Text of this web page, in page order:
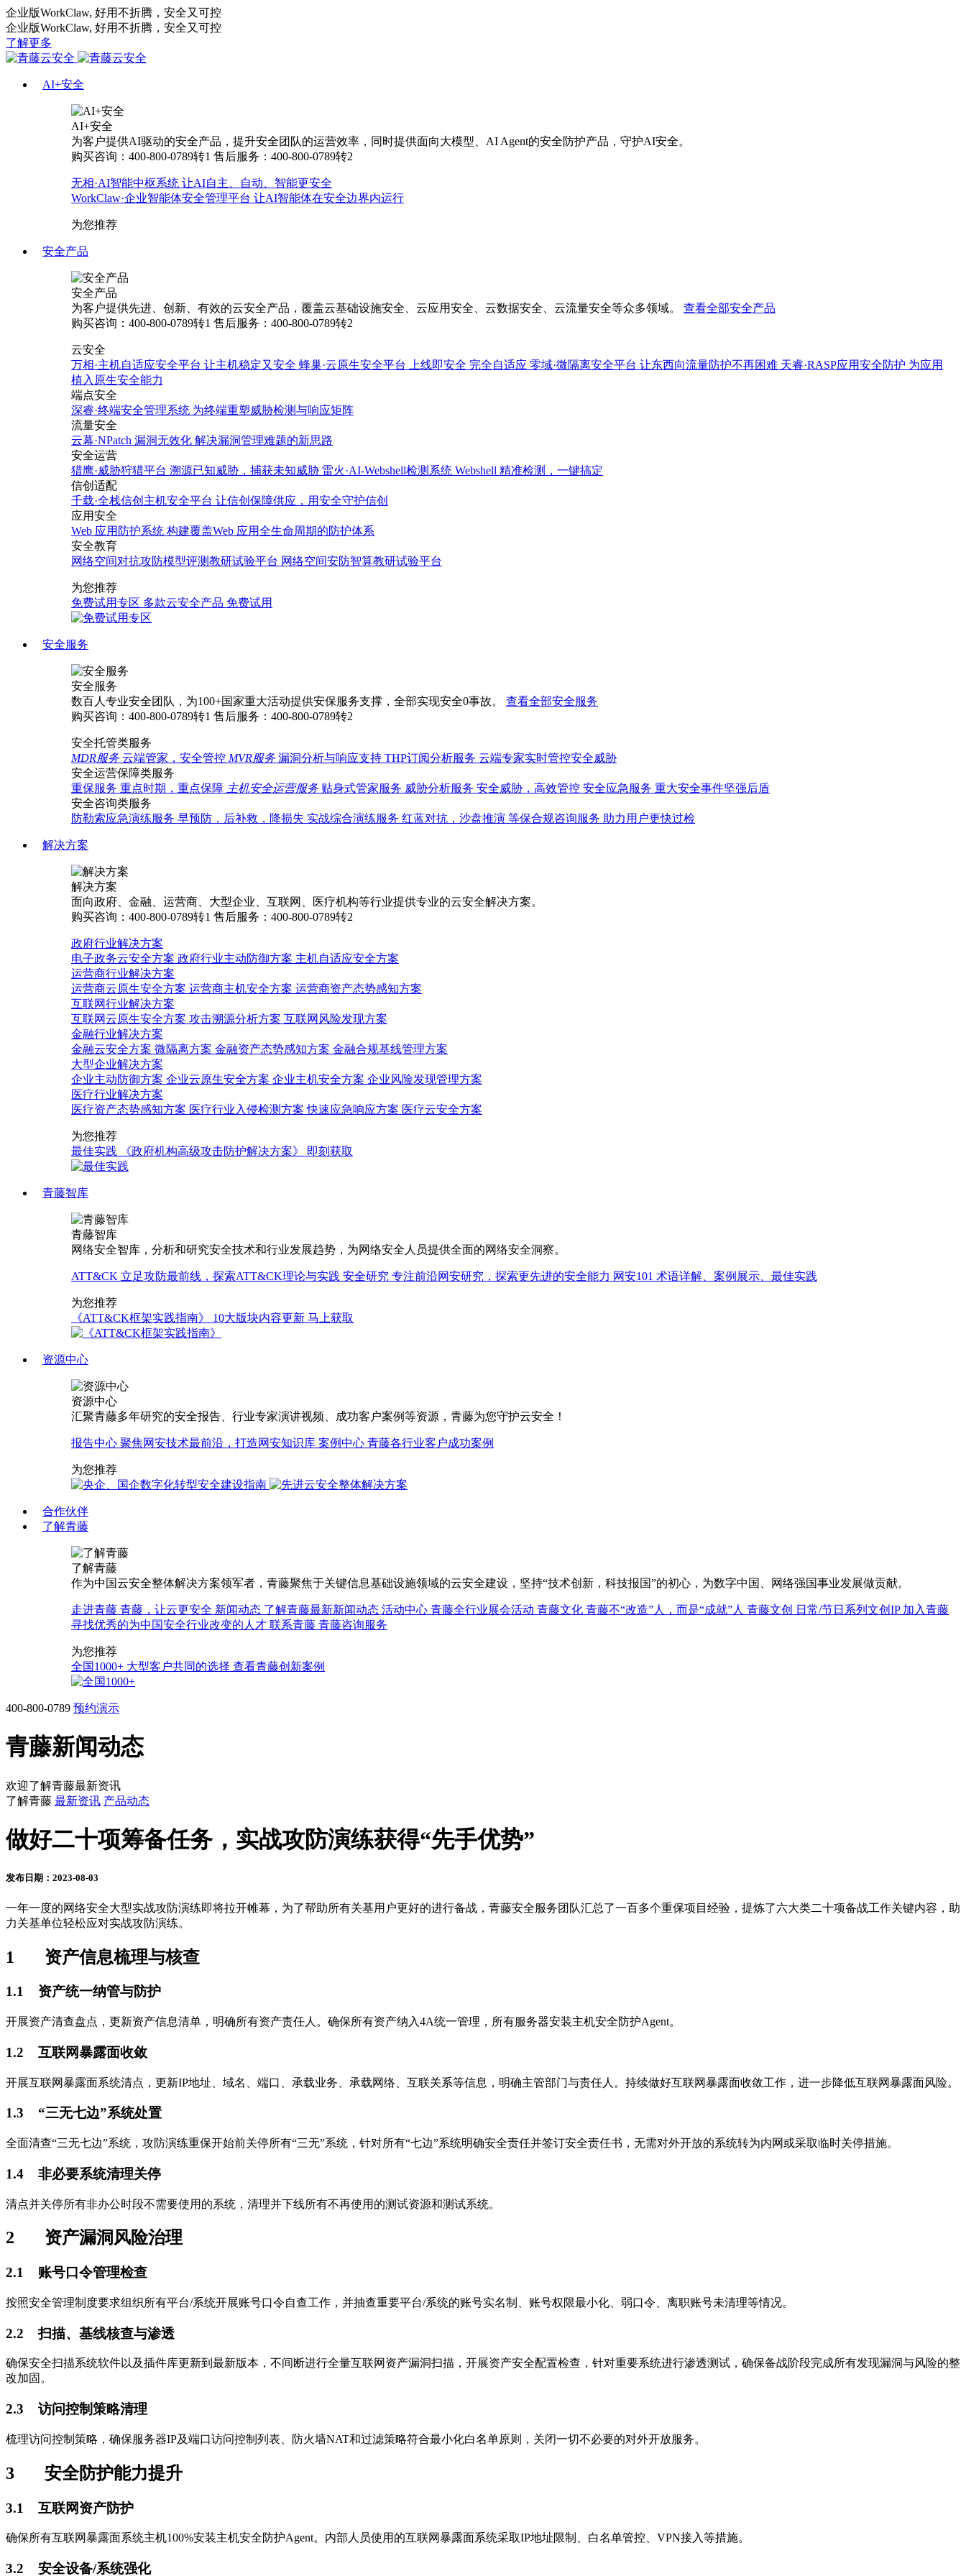
企业版WorkClaw, 好用不折腾，安全又可控
企业版WorkClaw, 好用不折腾，安全又可控
了解更多
AI+安全
AI+安全
为客户提供AI驱动的安全产品，提升安全团队的运营效率，同时提供面向大模型、AI Agent的安全防护产品，守护AI安全。
购买咨询：400-800-0789转1 售后服务：400-800-0789转2
无相·AI智能中枢系统 让AI自主、自动、智能更安全
WorkClaw·企业智能体安全管理平台 让AI智能体在安全边界内运行
为您推荐
安全产品
安全产品
为客户提供先进、创新、有效的云安全产品，覆盖云基础设施安全、云应用安全、云数据安全、云流量安全等众多领域。 查看全部安全产品
购买咨询：400-800-0789转1 售后服务：400-800-0789转2
云安全
万相·主机自适应安全平台 让主机稳定又安全 蜂巢·云原生安全平台 上线即安全 完全自适应 零域·微隔离安全平台 让东西向流量防护不再困难 天睿·RASP应用安全防护 为应用
植入原生安全能力
端点安全
深睿·终端安全管理系统 为终端重塑威胁检测与响应矩阵
流量安全
云幕·NPatch 漏洞无效化 解决漏洞管理难题的新思路
安全运营
猎鹰·威胁狩猎平台 溯源已知威胁，捕获未知威胁 雷火·AI-Webshell检测系统 Webshell 精准检测，一键搞定
信创适配
千载·全栈信创主机安全平台 让信创保障供应，用安全守护信创
应用安全
Web 应用防护系统 构建覆盖Web 应用全生命周期的防护体系
安全教育
网络空间对抗攻防模型评测教研试验平台 网络空间安防智算教研试验平台
为您推荐
免费试用专区 多款云安全产品 免费试用
安全服务
安全服务
数百人专业安全团队，为100+国家重大活动提供安保服务支撑，全部实现安全0事故。 查看全部安全服务
购买咨询：400-800-0789转1 售后服务：400-800-0789转2
安全托管类服务
MDR服务 云端管家，安全管控 MVR服务 漏洞分析与响应支持 THP订阅分析服务 云端专家实时管控安全威胁
安全运营保障类服务
重保服务 重点时期，重点保障 主机安全运营服务 贴身式管家服务 威胁分析服务 安全威胁，高效管控 安全应急服务 重大安全事件坚强后盾
安全咨询类服务
防勒索应急演练服务 早预防，后补救，降损失 实战综合演练服务 红蓝对抗，沙盘推演 等保合规咨询服务 助力用户更快过检
解决方案
解决方案
面向政府、金融、运营商、大型企业、互联网、医疗机构等行业提供专业的云安全解决方案。
购买咨询：400-800-0789转1 售后服务：400-800-0789转2
政府行业解决方案
电子政务云安全方案 政府行业主动防御方案 主机自适应安全方案
运营商行业解决方案
运营商云原生安全方案 运营商主机安全方案 运营商资产态势感知方案
互联网行业解决方案
互联网云原生安全方案 攻击溯源分析方案 互联网风险发现方案
金融行业解决方案
金融云安全方案 微隔离方案 金融资产态势感知方案 金融合规基线管理方案
大型企业解决方案
企业主动防御方案 企业云原生安全方案 企业主机安全方案 企业风险发现管理方案
医疗行业解决方案
医疗资产态势感知方案 医疗行业入侵检测方案快速应急响应方案 医疗云安全方案
为您推荐
最佳实践
《政府机构高级攻击防护解决方案》 即刻获取
青藤智库
青藤智库
网络安全智库，分析和研究安全技术和行业发展趋势，为网络安全人员提供全面的网络安全洞察。
ATT&CK 立足攻防最前线，探索ATT&CK理论与实践 安全研究 专注前沿网安研究，探索更先进的安全能力 网安101 术语详解、案例展示、最佳实践
为您推荐
《ATT&CK框架实践指南》
10大版块内容更新 马上获取
资源中心
资源中心
汇聚青藤多年研究的安全报告、行业专家演讲视频、成功客户案例等资源，青藤为您守护云安全！
报告中心 聚焦网安技术最前沿，打造网安知识库 案例中心 青藤各行业客户成功案例
为您推荐
合作伙伴
了解青藤
了解青藤
作为中国云安全整体解决方案领军者，青藤聚焦于关键信息基础设施领域的云安全建设，坚持“技术创新，科技报国”的初心，为数字中国、网络强国事业发展做贡献。
走进青藤 青藤，让云更安全 新闻动态 了解青藤最新新闻动态 活动中心 青藤全行业展会活动 青藤文化 青藤不“改造”人，而是“成就”人 青藤文创 日常/节日系列文创IP 加入青藤
寻找优秀的为中国安全行业改变的人才 联系青藤 青藤咨询服务
为您推荐
全国1000+ 大型客户共同的选择 查看青藤创新案例
400-800-0789 预约演示
青藤新闻动态
欢迎了解青藤最新资讯
了解青藤 最新资讯 产品动态
做好二十项筹备任务，实战攻防演练获得“先手优势”
发布日期：2023-08-03
一年一度的网络安全大型实战攻防演练即将拉开帷幕，为了帮助所有关基用户更好的进行备战，青藤安全服务团队汇总了一百多个重保项目经验，提炼了六大类二十项备战工作关键内容，助
力关基单位轻松应对实战攻防演练。
1 资产信息梳理与核查
1.1 资产统一纳管与防护
开展资产清查盘点，更新资产信息清单，明确所有资产责任人。确保所有资产纳入4A统一管理，所有服务器安装主机安全防护Agent。
1.2 互联网暴露面收敛
开展互联网暴露面系统清点，更新IP地址、域名、端口、承载业务、承载网络、互联关系等信息，明确主管部门与责任人。持续做好互联网暴露面收敛工作，进一步降低互联网暴露面风险。
1.3 “三无七边”系统处置
全面清查“三无七边”系统，攻防演练重保开始前关停所有“三无”系统，针对所有“七边”系统明确安全责任并签订安全责任书，无需对外开放的系统转为内网或采取临时关停措施。
1.4 非必要系统清理关停
清点并关停所有非办公时段不需要使用的系统，清理并下线所有不再使用的测试资源和测试系统。
2 资产漏洞风险治理
2.1 账号口令管理检查
按照安全管理制度要求组织所有平台/系统开展账号口令自查工作，并抽查重要平台/系统的账号实名制、账号权限最小化、弱口令、离职账号未清理等情况。
2.2 扫描、基线核查与渗透
确保安全扫描系统软件以及插件库更新到最新版本，不间断进行全量互联网资产漏洞扫描，开展资产安全配置检查，针对重要系统进行渗透测试，确保备战阶段完成所有发现漏洞与风险的整
改加固。
2.3 访问控制策略清理
梳理访问控制策略，确保服务器IP及端口访问控制列表、防火墙NAT和过滤策略符合最小化白名单原则，关闭一切不必要的对外开放服务。
3 安全防护能力提升
3.1 互联网资产防护
确保所有互联网暴露面系统主机100%安装主机安全防护Agent。内部人员使用的互联网暴露面系统采取IP地址限制、白名单管控、VPN接入等措施。
3.2 安全设备/系统强化